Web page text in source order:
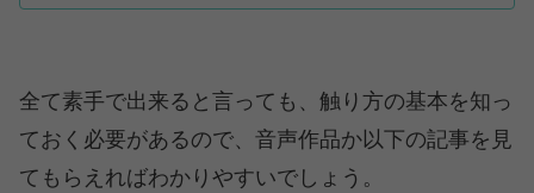
全て素手で出来ると言っても、触り方の基本を知っ
ておく必要があるので、音声作品か以下の記事を見
てもらえればわかりやすいでしょう。